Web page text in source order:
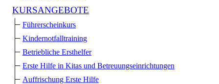
KURSANGEBOTE
Führerscheinkurs
Kindernotfalltraining
Betriebliche Ersthelfer
Erste Hilfe in Kitas und Betreuungs­einrichtungen
Auffrischung Erste Hilfe